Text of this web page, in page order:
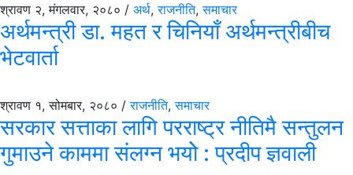
श्रावण २, मंगलवार, २०८० / अर्थ,राजनीति,समाचार
अर्थमन्त्री डा. महत र चिनियाँ अर्थमन्त्रीबीच
भेटवार्ता
श्रावण १, सोमबार, २०८० /राजनीति,समाचार
सरकार सत्ताका लागि परराष्ट्र नीतिमै सन्तुलन
गुमाउने काममा संलग्न भयोे : प्रदीप ज्ञवाली